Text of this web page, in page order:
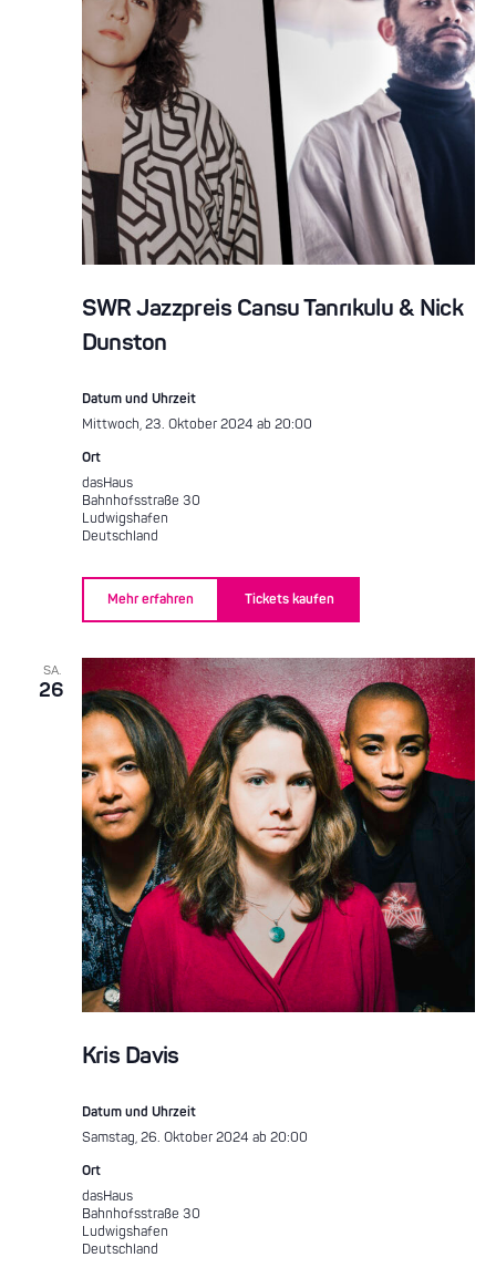
SWR Jazzpreis Cansu Tanrıkulu & Nick
Dunston
Datum und Uhrzeit
Mittwoch, 23. Oktober 2024 ab 20:00
Ort
dasHaus
Bahnhofsstraße 30
Ludwigshafen
Deutschland
Mehr erfahren Tickets kaufen
SA.
26
Kris Davis
Datum und Uhrzeit
Samstag, 26. Oktober 2024 ab 20:00
Ort
dasHaus
Bahnhofsstraße 30
Ludwigshafen
Deutschland